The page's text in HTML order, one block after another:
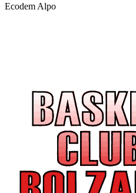
Ecodem Alpo